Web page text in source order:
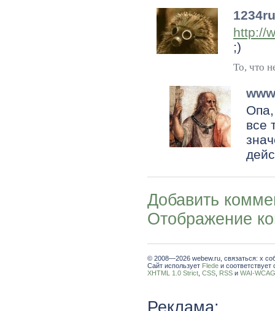
1234ru
http://
;)
То, что
все
Добавить
Отображение
© 2008—2026 webew.ru, связаться: x
Сайт использует Flede и соответствует
XHTML 1.0 Strict CSS RSS и WAI-
Реклама: